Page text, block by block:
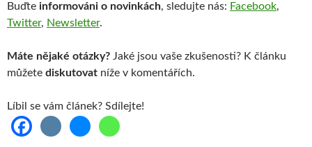
Buďte informováni o novinkách, sledujte nás: Facebook,
Twitter, Newsletter.
Máte nějaké otázky? Jaké jsou vaše zkušenosti? K článku
můžete diskutovat níže v komentářích.
Líbil se vám článek? Sdílejte!